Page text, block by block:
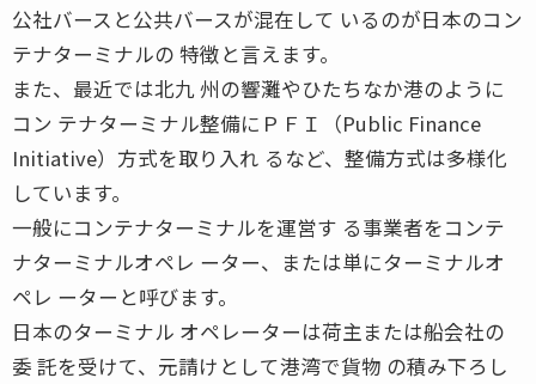
公社バースと公共バースが混在して いるのが日本のコン
テナターミナルの 特徴と言えます。
また、最近では北九 州の響灘やひたちなか港のように
コン テナターミナル整備にＰＦＩ（Public Finance
Initiative）方式を取り入れ るなど、整備方式は多様化
しています。
一般にコンテナターミナルを運営す る事業者をコンテ
ナターミナルオペレ ーター、または単にターミナルオ
ペレ ーターと呼びます。
日本のターミナル オペレーターは荷主または船会社の
委 託を受けて、元請けとして港湾で貨物 の積み下ろし